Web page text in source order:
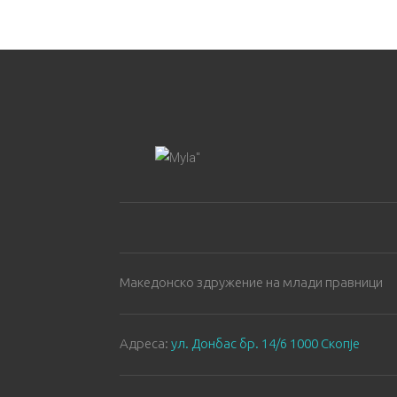
Македонско здружение на млади правници
Aдреса: ул. Донбас бр. 14/6 1000 Скопје